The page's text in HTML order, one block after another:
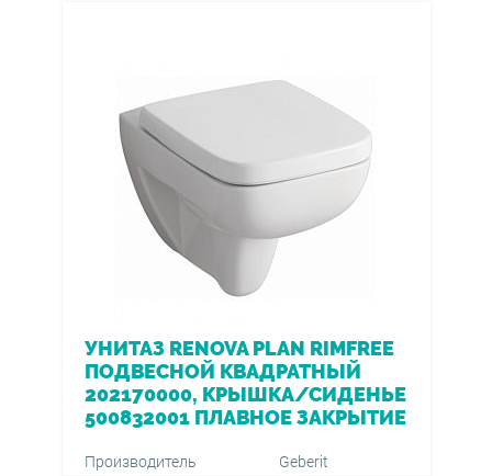
УНИТАЗ RENOVA PLAN RIMFREE
ПОДВЕСНОЙ КВАДРАТНЫЙ
202170000, КРЫШКА/СИДЕНЬЕ
500832001 ПЛАВНОЕ ЗАКРЫТИЕ
Производитель
Geberit